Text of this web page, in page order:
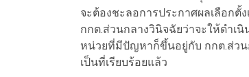
จะต้องชะลอการประกาศผลเลือกตั้
กกต.ส่วนกลางวินิจฉัยว่าจะให้ดำเ
หน่วยที่มีปัญหาก็ขึ้นอยู่กับ กกต.ส่วน
เป็นที่เรียบร้อยแล้ว